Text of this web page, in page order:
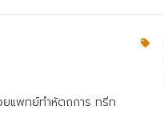
ยแพทย์ทำหัตถการ ทรีท